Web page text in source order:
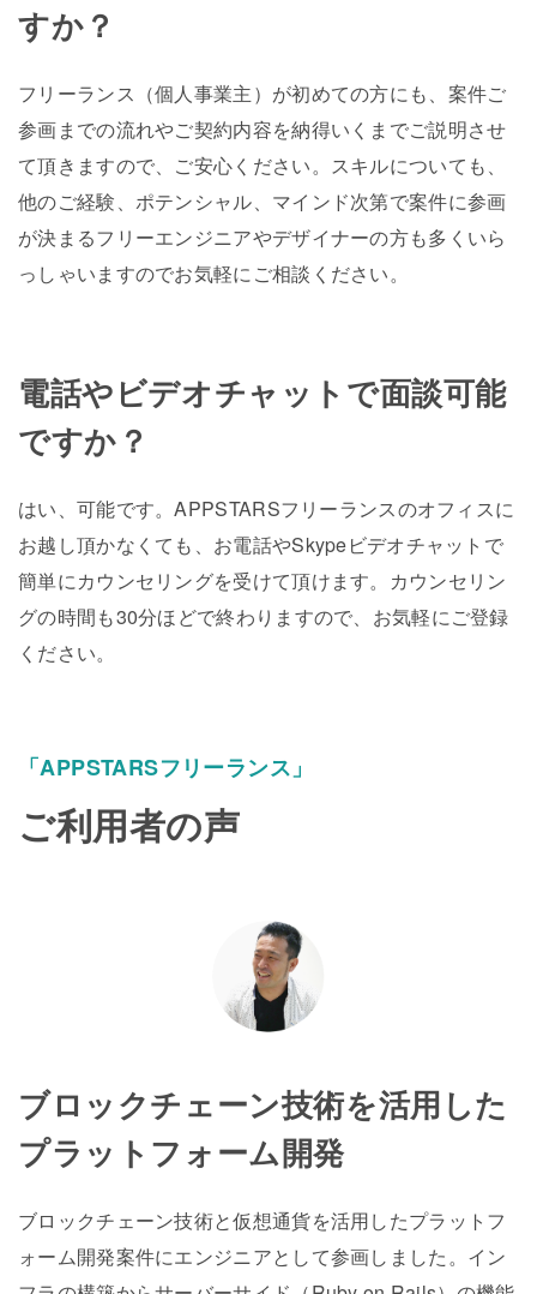
すか？
フリーランス（個人事業主）が初めての方にも、案件ご
参画までの流れやご契約内容を納得いくまでご説明させ
て頂きますので、ご安心ください。スキルについても、
他のご経験、ポテンシャル、マインド次第で案件に参画
が決まるフリーエンジニアやデザイナーの方も多くいら
っしゃいますのでお気軽にご相談ください。
電話やビデオチャットで面談可能
ですか？
はい、可能です。APPSTARSフリーランスのオフィスに
お越し頂かなくても、お電話やSkypeビデオチャットで
簡単にカウンセリングを受けて頂けます。カウンセリン
グの時間も30分ほどで終わりますので、お気軽にご登録
ください。
「APPSTARSフリーランス」
ご利用者の声
ブロックチェーン技術を活用した
プラットフォーム開発
ブロックチェーン技術と仮想通貨を活用したプラットフ
ォーム開発案件にエンジニアとして参画しました。イン